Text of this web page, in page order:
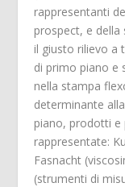
rappresentanti
prospect, e
il giusto rilievo a
di primo piano e
nella stampa
determinante
piano, prodotti e
rappresentate:
Fasnacht
(strumenti di